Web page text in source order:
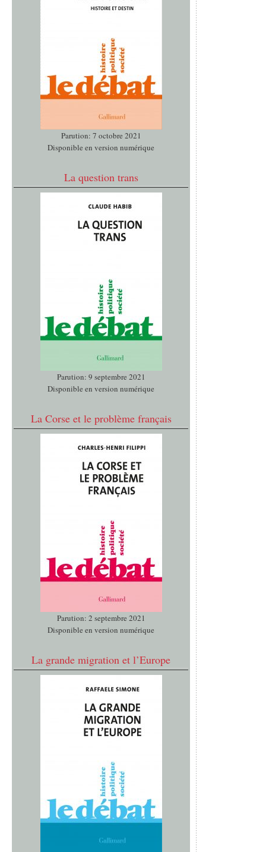
Parution: 7 octobre 2021
Disponible en version numérique
La question trans
Parution: 9 septembre 2021
Disponible en version numérique
La Corse et le problème français
Parution: 2 septembre 2021
Disponible en version numérique
La grande migration et l’Europe